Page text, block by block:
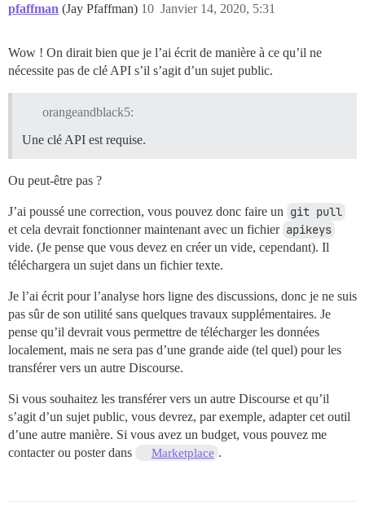
pfaffman (Jay Pfaffman) Janvier 14, 2020, 5:31
10
Wow ! On dirait bien que je l’ai écrit de manière à ce qu’il ne
nécessite pas de clé API s’il s’agit d’un sujet public.
orangeandblack5:
Une clé API est requise.
Ou peut-être pas ?
J’ai poussé une correction, vous pouvez donc faire un git pull
et cela devrait fonctionner maintenant avec un fichier apikeys
vide. (Je pense que vous devez en créer un vide, cependant). Il
téléchargera un sujet dans un fichier texte.
Je l’ai écrit pour l’analyse hors ligne des discussions, donc je ne suis
pas sûr de son utilité sans quelques travaux supplémentaires. Je
pense qu’il devrait vous permettre de télécharger les données
localement, mais ne sera pas d’une grande aide (tel quel) pour les
transférer vers un autre Discourse.
Si vous souhaitez les transférer vers un autre Discourse et qu’il
s’agit d’un sujet public, vous devrez, par exemple, adapter cet outil
d’une autre manière. Si vous avez un budget, vous pouvez me
contacter ou poster dans
Marketplace .